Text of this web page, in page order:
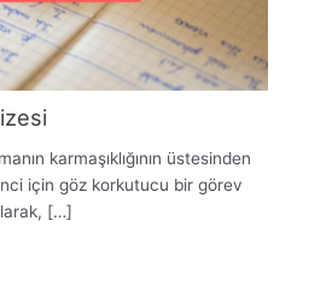
karmaşıklığının üstesinden
için göz korkutucu bir görev
[…]